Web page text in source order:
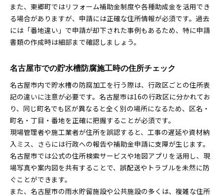
また、東郷町ではリフォーム補助金制度や各種助成金を活用でき
る場合がありますが、申請には正確な住所情報が必須です。過去
には「番地違い」で申請が却下された事例もあるため、特に申請
書類の作成時は細部まで確認しましょう。
名古屋市での貯水槽防腐施工時の住所チェック
名古屋市内で貯水槽の防腐加工を行う際は、行政区ごとの住所表
記の違いに注意が必要です。名古屋市は16の行政区に分かれてお
り、同じ町名でも区が異なると全く別の場所になるため、区名・
町名・丁目・番地を正確に把握することが必須です。
現場管理者や施工業者が住所を誤認すると、工事の遅延や資材納
入ミス、さらには行政への報告や補助金申請に支障が生じます。
名古屋市では公式の住所検索サービスや地図アプリを活用し、現
場写真や案内図を共有することで、誤配送やトラブルを未然に防
ぐことができます。
また、名古屋市の雨水貯留施設や公共施設の多くは、複雑な住所